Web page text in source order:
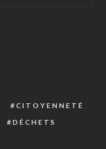
CITOYENNETÉ
DÉCHETS